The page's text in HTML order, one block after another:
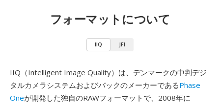
フォーマットについて
IIQ JFI
IIQ（Intelligent Image Quality）は、デンマークの中判デジ
タルカメラシステムおよびバックのメーカーであるPhase
Oneが開発した独自のRAWフォーマットで、2008年に